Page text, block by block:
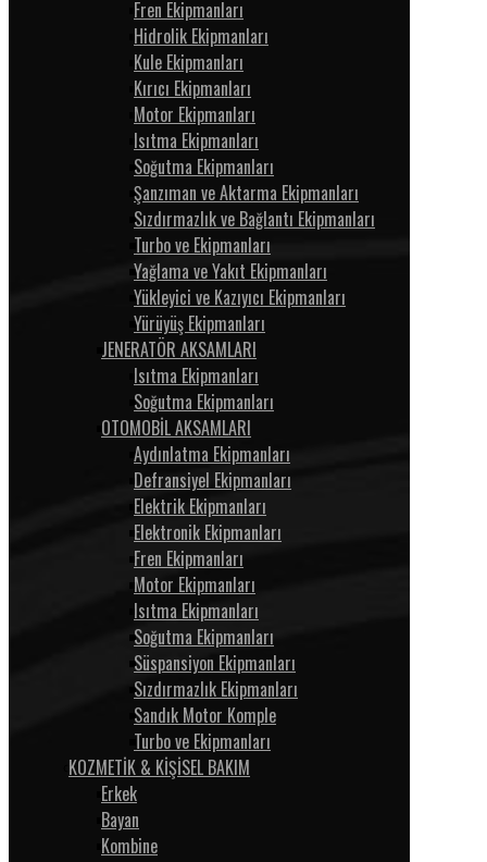
Fren Ekipmanları
Hidrolik Ekipmanları
Kule Ekipmanları
Kırıcı Ekipmanları
Motor Ekipmanları
Isıtma Ekipmanları
Soğutma Ekipmanları
Şanzıman ve Aktarma Ekipmanları
Sızdırmazlık ve Bağlantı Ekipmanları
Turbo ve Ekipmanları
Yağlama ve Yakıt Ekipmanları
Yükleyici ve Kazıyıcı Ekipmanları
Yürüyüş Ekipmanları
JENERATÖR AKSAMLARI
Isıtma Ekipmanları
Soğutma Ekipmanları
OTOMOBİL AKSAMLARI
Aydınlatma Ekipmanları
Defransiyel Ekipmanları
Elektrik Ekipmanları
Elektronik Ekipmanları
Fren Ekipmanları
Motor Ekipmanları
Isıtma Ekipmanları
Soğutma Ekipmanları
Süspansiyon Ekipmanları
Sızdırmazlık Ekipmanları
Sandık Motor Komple
Turbo ve Ekipmanları
KOZMETİK & KİŞİSEL BAKIM
Erkek
Bayan
Kombine